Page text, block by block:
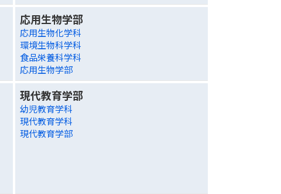
応用生物学部
応用生物化学科
環境生物科学科
食品栄養科学科
応用生物学部
現代教育学部
幼児教育学科
現代教育学科
現代教育学部